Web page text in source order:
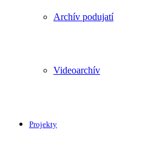
Archív podujatí
Videoarchív
Projekty